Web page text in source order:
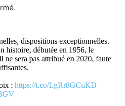
dispositions exceptionnelles.
histoire, débutée en 1956, le
ne sera pas attribué en 2020, faute
: https://t.co/LgRr8GCuKD